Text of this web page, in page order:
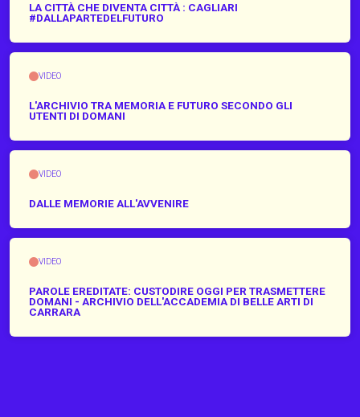
LA CITTÀ CHE DIVENTA CITTÀ : CAGLIARI
#DALLAPARTEDELFUTURO
VIDEO
L'ARCHIVIO TRA MEMORIA E FUTURO SECONDO GLI
UTENTI DI DOMANI
VIDEO
DALLE MEMORIE ALL'AVVENIRE
VIDEO
PAROLE EREDITATE: CUSTODIRE OGGI PER TRASMETTERE
DOMANI - ARCHIVIO DELL'ACCADEMIA DI BELLE ARTI DI
CARRARA